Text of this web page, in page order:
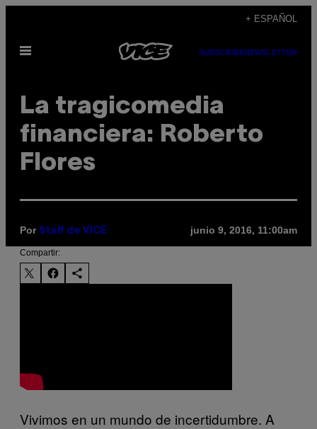
contenido
+ ESPAÑOL
Abrir
SUBSCRIBENEWSLETTER
La tragicomedia
financiera: Roberto
Flores
Por Staff de VICE junio 9, 2016, 11:00am
Compartir:
Vivimos en un mundo de incertidumbre. A